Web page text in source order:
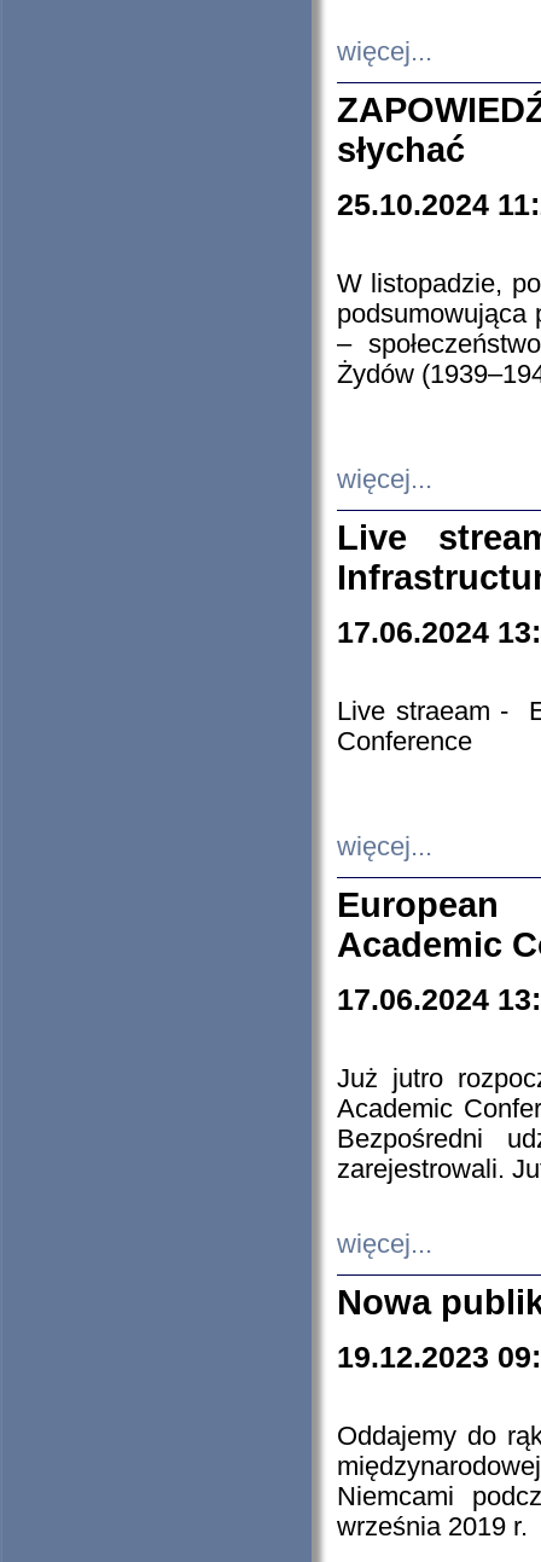
więcej...
słychać
25.10.2024
W listopadzie,
podsumowująca
–
Żydów
więcej...
Live
17.06.2024
Live straeam -
Conference
więcej...
European
Academic
17.06.2024
Już jutro
Academic
Bezpośredni
zarejestrowali.
więcej...
Nowa
19.12.2023
Oddajemy do
Niemcami
września 2019 r.